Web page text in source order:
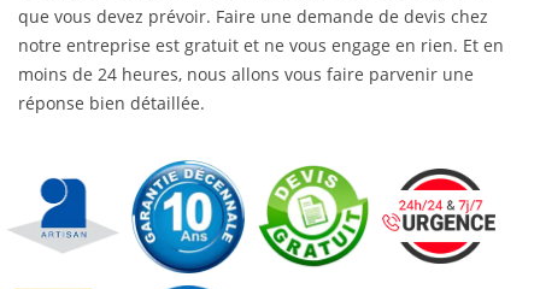
que vous devez prévoir. Faire une demande de devis chez
notre entreprise est gratuit et ne vous engage en rien. Et en
moins de 24 heures, nous allons vous faire parvenir une
réponse bien détaillée.